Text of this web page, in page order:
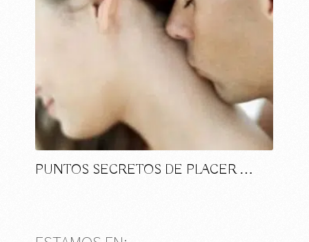
PUNTOS SECRETOS DE PLACER …